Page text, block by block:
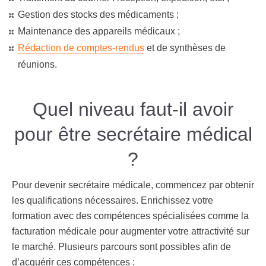
Gestion des stocks des médicaments ;
Maintenance des appareils médicaux ;
Rédaction de comptes-rendus et de synthèses de
réunions.
Quel niveau faut-il avoir
pour être secrétaire médical
?
Pour devenir secrétaire médicale, commencez par obtenir
les qualifications nécessaires. Enrichissez votre
formation avec des compétences spécialisées comme la
facturation médicale pour augmenter votre attractivité sur
le marché. Plusieurs parcours sont possibles afin de
d’acquérir ces compétences :